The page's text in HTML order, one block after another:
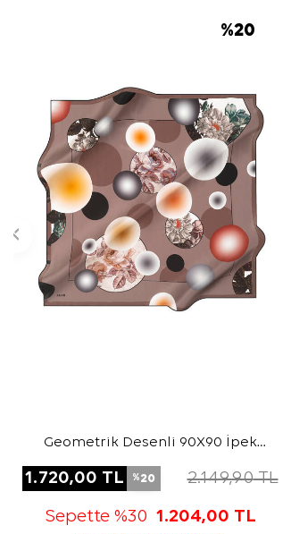
%20
Geometrik Desenli 90X90 İpek
1.720,00 TL %20 2.149,90TL
Sepette %30 1.204,00 TL